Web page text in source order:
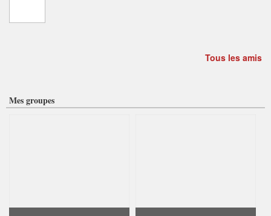
Tous les amis
Mes groupes